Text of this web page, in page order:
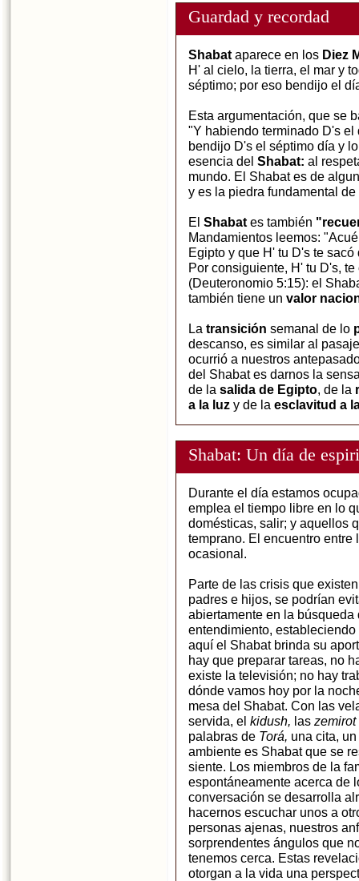
Guardad y recordad
Shabat aparece en los Diez
H' al cielo, la tierra, el mar y
séptimo; por eso bendijo el
Esta argumentación, que se
"Y habiendo terminado D's
bendijo D's el séptimo día y
esencia del Shabat: al
mundo. El Shabat es de
y es la piedra fundamental
El Shabat es también
Mandamientos leemos:
Egipto y que H' tu D's te
Por consiguiente, H' tu D's,
(Deuteronomio 5:15): el
también tiene un valor
La transición semanal de lo
descanso, es similar al
ocurrió a nuestros
del Shabat es darnos la
de la salida de Egipto, de la
a la luz y de la esclavitud a
Shabat: Un día de
Durante el día estamos
emplea el tiempo libre en lo
domésticas, salir; y aquellos
temprano. El encuentro
ocasional.
Parte de las crisis que
padres e hijos, se podrían
abiertamente en la
entendimiento,
aquí el Shabat brinda su
hay que preparar tareas, no
existe la televisión; no hay
dónde vamos hoy por la
mesa del Shabat. Con las
servida, el kidush, las
palabras de Torá, una cita,
ambiente es Shabat que se
siente. Los miembros de la
espontáneamente acerca de
conversación se desarrolla
hacernos escuchar unos a
personas ajenas, nuestros
sorprendentes ángulos que
tenemos cerca. Estas
otorgan a la vida una